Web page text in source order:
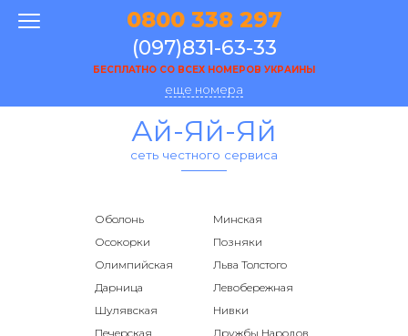
0800 338 297
(097)831-63-33
БЕСПЛАТНО СО ВСЕХ НОМЕРОВ УКРАИНЫ
еще номера
Ай-Яй-Яй
сеть честного сервиса
Оболонь
Минская
Осокорки
Позняки
Олимпийская
Льва Толстого
Дарница
Левобережная
Шулявская
Нивки
Печерская
Дружбы Народов